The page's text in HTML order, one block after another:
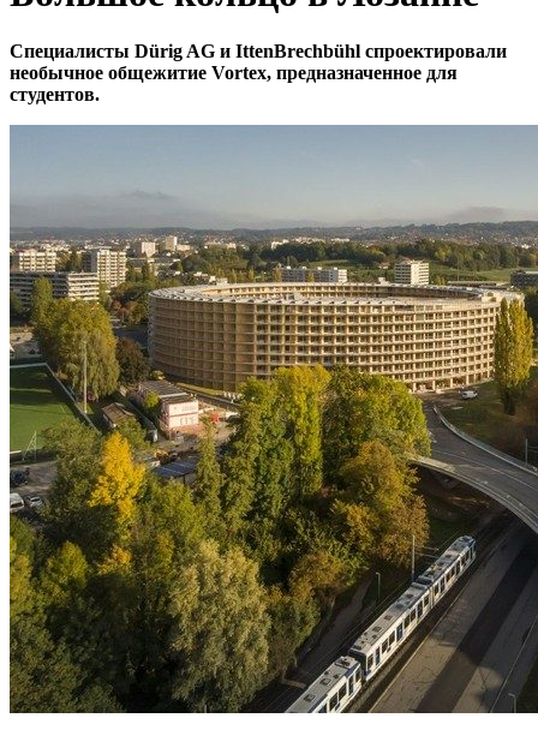
Специалисты Dürig AG и IttenBrechbühl спроектировали
необычное общежитие Vortex, предназначенное для
студентов.